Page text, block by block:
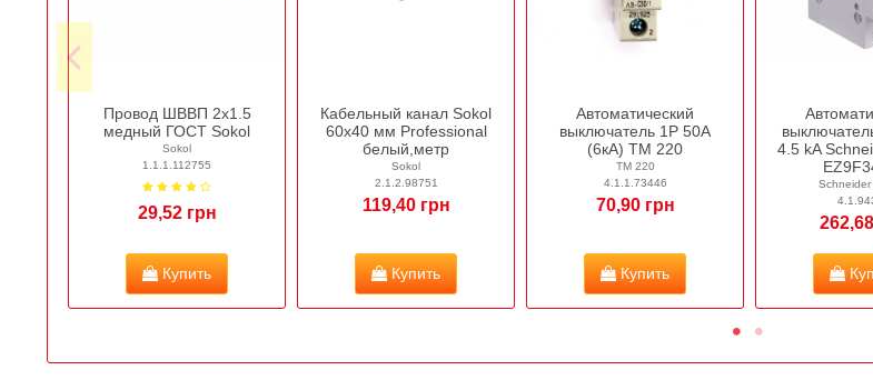
Провод ШВВП 2х1.5
медный ГОСТ Sokol
Sokol
1.1.1.112755
29,52 грн
Купить
Кабельный канал Sokol
60х40 мм Professional
белый,метр
Sokol
2.1.2.98751
119,40 грн
Купить
Автоматический
выключатель 1Р 50А
(6кА) ТМ 220
ТМ 220
4.1.1.73446
70,90 грн
Купить
4.5 kA
Schneider